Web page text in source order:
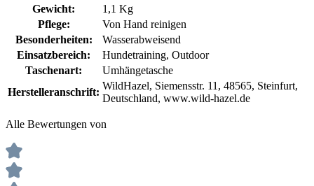
Gewicht:
1,1 Kg
Pflege:
Von Hand reinigen
Besonderheiten:
Wasserabweisend
Einsatzbereich:
Hundetraining, Outdoor
Taschenart:
Umhängetasche
Herstelleranschrift:
WildHazel, Siemensstr. 11, 48565, Steinfurt,
Deutschland, www.wild-hazel.de
Alle Bewertungen von